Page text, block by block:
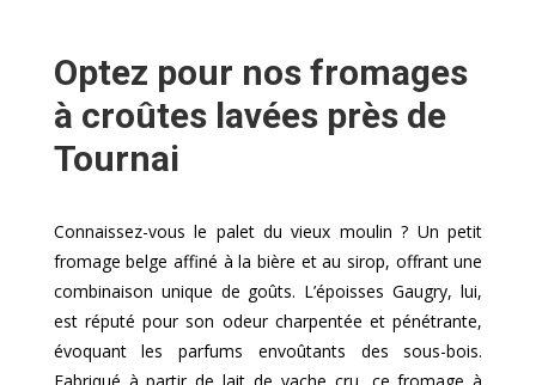
Optez pour nos fromages
à croûtes lavées près de
Tournai
Connaissez-vous le palet du vieux moulin ? Un petit
fromage belge affiné à la bière et au sirop, offrant une
combinaison unique de goûts. L’époisses Gaugry, lui,
est réputé pour son odeur charpentée et pénétrante,
évoquant les parfums envoûtants des sous-bois.